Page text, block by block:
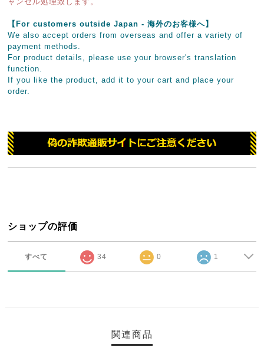
【For customers outside Japan - 海外のお客様へ】
We also accept orders from overseas and offer a variety of
payment methods.
For product details, please use your browser's translation
function.
If you like the product, add it to your cart and place your
order.
ショップの評価
すべて 34 0 1
関連商品